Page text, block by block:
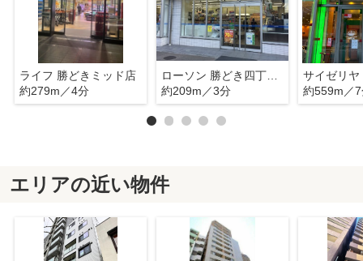
ライフ 勝どきミッド店
約279m／4分
ローソン 勝どき四丁目店
約209m／3分
約559m／
エリアの近い物件